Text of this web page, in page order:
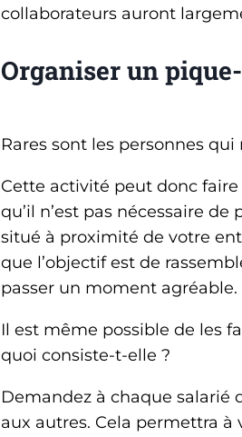
collaborateurs auront
Organiser un
Rares sont les personnes
Cette activité peut donc
qu’il n’est pas nécessaire
situé à proximité de votre
que l’objectif est de
passer un moment agréable.
Il est même possible de les
quoi consiste-t-elle ?
Demandez à chaque salarié
aux autres. Cela permettra